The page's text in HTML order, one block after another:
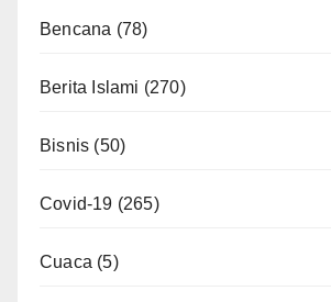
Bencana (78)
Berita Islami (270)
Bisnis (50)
Covid-19 (265)
Cuaca (5)